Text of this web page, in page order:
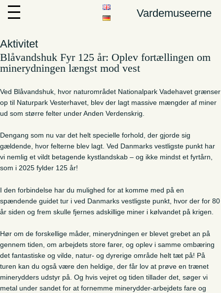
Vardemuseerne
Aktivitet
Blåvandshuk Fyr 125 år: Oplev fortællingen om
minerydningen længst mod vest
Ved Blåvandshuk, hvor naturområdet Nationalpark Vadehavet grænser
op til Naturpark Vesterhavet, blev der lagt massive mængder af miner
ud som større felter under Anden Verdenskrig.
Dengang som nu var det helt specielle forhold, der gjorde sig
gældende, hvor felterne blev lagt. Ved Danmarks vestligste punkt har
vi nemlig et vildt betagende kystlandskab – og ikke mindst et fyrtårn,
som i 2025 fylder 125 år!
I den forbindelse har du mulighed for at komme med på en
spændende guidet tur i ved Danmarks vestligste punkt, hvor der for 80
år siden og frem skulle fjernes adskillige miner i kølvandet på krigen.
Hør om de forskellige måder, minerydningen er blevet grebet an på
gennem tiden, om arbejdets store farer, og oplev i samme ombæring
det fantastiske og vilde, natur- og dyrerige område helt tæt på! På
turen kan du også være den heldige, der får lov at prøve en trænet
minerydders udstyr på. Og hvis vejret og tiden tillader det, søger vi
metal under sandet for at fornemme minerydder-arbejdets fare og